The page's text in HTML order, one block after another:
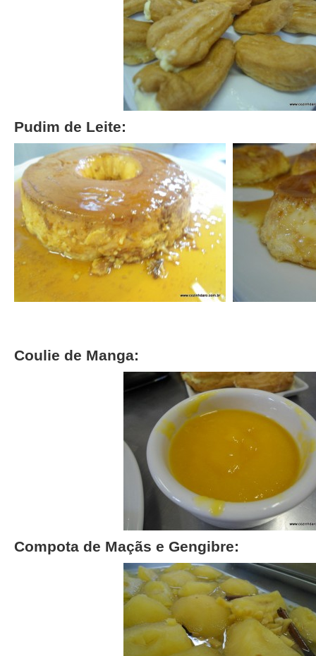
Pudim de Leite:
Coulie de Manga:
Compota de Maçãs e Gengibre: